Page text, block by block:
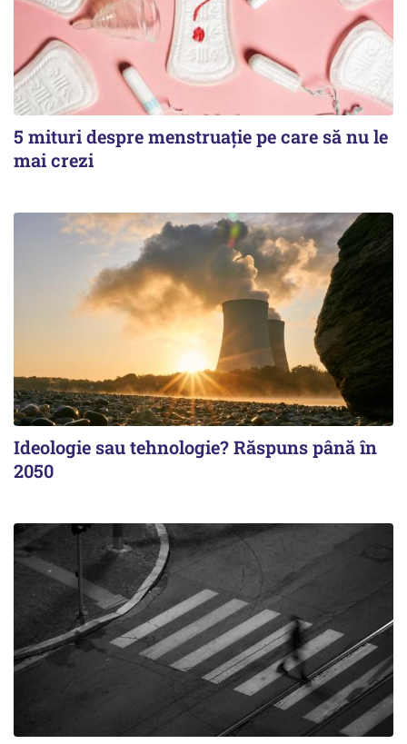
5 mituri despre menstruație pe care să nu le
mai crezi
Ideologie sau tehnologie? Răspuns până în
2050